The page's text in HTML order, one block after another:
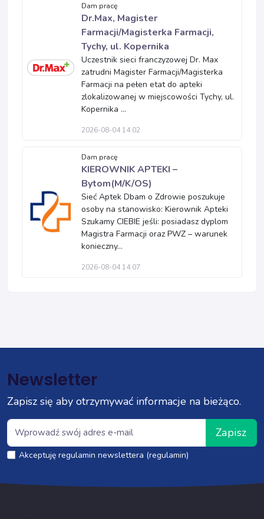
Dam pracę
Dr.Max, Magister
Farmacji/Magisterka Farmacji,
Tychy, ul. Kopernika
Uczestnik sieci franczyzowej Dr. Max
zatrudni Magister Farmacji/Magisterka
Farmacji na pełen etat do apteki
zlokalizowanej w miejscowości Tychy, ul.
Kopernika ...
2026-08-04 14:02
Dam pracę
KIEROWNIK APTEKI –
Bytom(M/K/OS)
Sieć Aptek Dbam o Zdrowie poszukuje
osoby na stanowisko: Kierownik Apteki
Szukamy CIEBIE jeśli: posiadasz dyplom
Magistra Farmacji oraz PWZ – warunek
konieczny...
2026-08-04 14:07
Newsletter
Zapisz się aby otrzymywać informacje na bieżąco.
Zapisz
Akceptuję regulamin newslettera (regulamin)